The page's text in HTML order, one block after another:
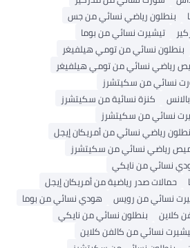
بنطلون رياضي نسائي من جس
تيشيرت نسائي من بوما
بنطلون نسائي من تومي هيلفيغر
رياضي نسائي من تومي هيلفيغر
نسائي من سكيتشرز
كنزة نسائية من سكيتشرز
نسائي من سكيتشرز
رياضي نسائي من أمريكان إيجل
رياضي نسائي من سكيتشرز
نسائي من نايكي
حمالات صدر رياضية من أمريكان إيجل
نسائي من رويس
هودي نسائي من بوما
بنطلون نسائي من نايكي
نسائي من كالفن كلاين